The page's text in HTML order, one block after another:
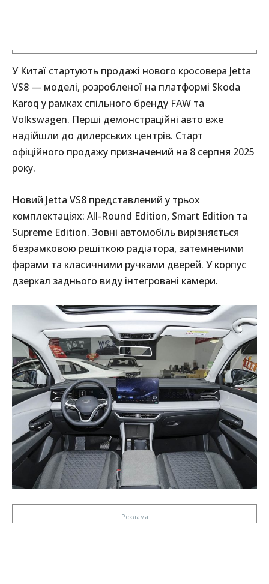
У Китаї стартують продажі нового кросовера Jetta
VS8 — моделі, розробленої на платформі Skoda
Karoq у рамках спільного бренду FAW та
Volkswagen. Перші демонстраційні авто вже
надійшли до дилерських центрів. Старт
офіційного продажу призначений на 8 серпня 2025
року.
Новий Jetta VS8 представлений у трьох
комплектаціях: All-Round Edition, Smart Edition та
Supreme Edition. Зовні автомобіль вирізняється
безрамковою решіткою радіатора, затемненими
фарами та класичними ручками дверей. У корпус
дзеркал заднього виду інтегровані камери.